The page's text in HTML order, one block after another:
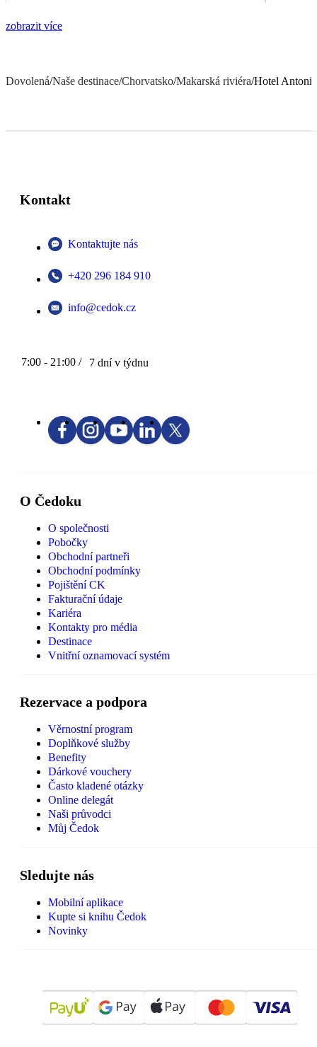
zobrazit více
Dovolená/Naše destinace/Chorvatsko/Makarská riviéra/Hotel
Kontakt
Kontaktujte nás
+420 296 184 910
info@cedok.cz
7:00 - 21:00 / 7 dní v týdnu
O Čedoku
O společnosti
Pobočky
Obchodní partneři
Obchodní podmínky
Pojištění CK
Fakturační údaje
Kariéra
Kontakty pro média
Destinace
Vnitřní oznamovací systém
Rezervace a podpora
Věrnostní program
Doplňkové služby
Benefity
Dárkové vouchery
Často kladené otázky
Online delegát
Naši průvodci
Můj Čedok
Sledujte nás
Mobilní aplikace
Kupte si knihu Čedok
Novinky